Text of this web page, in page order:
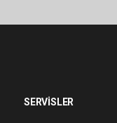
SERVİSLER